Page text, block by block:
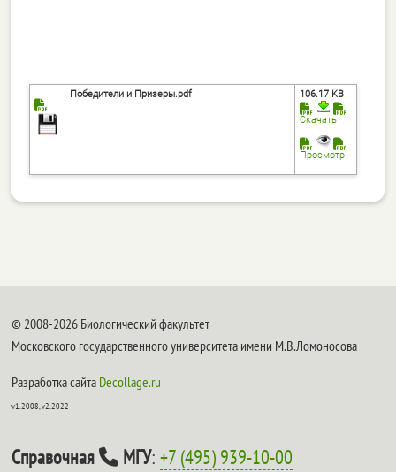
Победители и Призеры.pdf 106.17 KB
Скачать
Просмотр
© 2008-2026 Биологический факультет
Московского государственного университета имени М.В.Ломоносова
Разработка сайта Decollage.ru
v1.2008, v2.2022
Справочная МГУ:+7 (495) 939-10-00